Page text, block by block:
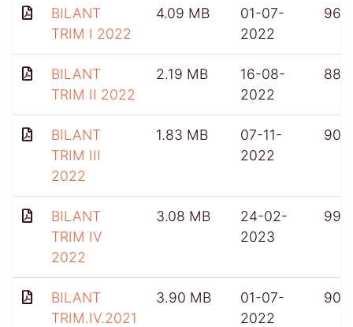
BILANT
TRIM I 2022
4.09 MB
01-07-
2022
965
BILANT
TRIM II 2022
2.19 MB
16-08-
2022
882
BILANT
TRIM III
2022
1.83 MB
07-11-
2022
903
BILANT
TRIM IV
2022
3.08 MB
24-02-
2023
991
BILANT
TRIM.IV.2021
3.90 MB
01-07-
2022
909